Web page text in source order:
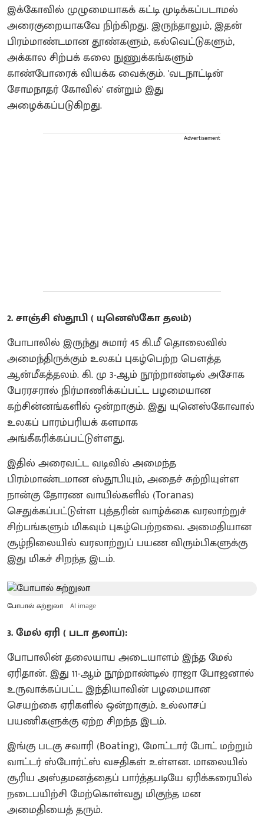
இக்கோவில் முழுமையாகக் கட்டி முடிக்கப்படாமல்
அரைகுறையாகவே நிற்கிறது. இருந்தாலும், இதன்
பிரம்மாண்டமான தூண்களும், கல்வெட்டுகளும்,
அக்கால சிற்பக் கலை நுணுக்கங்களும்
காண்போரைக் வியக்க வைக்கும். 'வடநாட்டின்
சோமநாதர் கோவில்' என்றும் இது
அழைக்கப்படுகிறது.
Advertisement
2. சாஞ்சி ஸ்தூபி ( யுனெஸ்கோ தலம்)
போபாலில் இருந்து சுமார் 45 கி.மீ தொலைவில்
அமைந்திருக்கும் உலகப் புகழ்பெற்ற பௌத்த
ஆன்மீகத்தலம். கி. மு 3-ஆம் நூற்றாண்டில் அசோக
பேரரசரால் நிர்மாணிக்கப்பட்ட பழமையான
கற்சின்னங்களில் ஒன்றாகும். இது யுனெஸ்கோவால்
உலகப் பாரம்பரியக் களமாக
அங்கீகரிக்கப்பட்டுள்ளது.
இதில் அரைவட்ட வடிவில் அமைந்த
பிரம்மாண்டமான ஸ்தூபியும், அதைச் சுற்றியுள்ள
நான்கு தோரண வாயில்களில் (Toranas)
செதுக்கப்பட்டுள்ள புத்தரின் வாழ்க்கை வரலாற்றுச்
சிற்பங்களும் மிகவும் புகழ்பெற்றவை. அமைதியான
சூழ்நிலையில் வரலாற்றுப் பயண விரும்பிகளுக்கு
இது மிகச் சிறந்த இடம்.
போபால் சுற்றுலா AI image
3. மேல் ஏரி ( படா தலாப்):
போபாலின் தலையாய அடையாளம் இந்த மேல்
ஏரிதான். இது 11-ஆம் நூற்றாண்டில் ராஜா போஜனால்
உருவாக்கப்பட்ட இந்தியாவின் பழமையான
செயற்கை ஏரிகளில் ஒன்றாகும். உல்லாசப்
பயணிகளுக்கு ஏற்ற சிறந்த இடம்.
இங்கு படகு சவாரி (Boating), மோட்டார் போட் மற்றும்
வாட்டர் ஸ்போர்ட்ஸ் வசதிகள் உள்ளன. மாலையில்
சூரிய அஸ்தமனத்தைப் பார்த்தபடியே ஏரிக்கரையில்
நடைபயிற்சி மேற்கொள்வது மிகுந்த மன
அமைதியைத் தரும்.